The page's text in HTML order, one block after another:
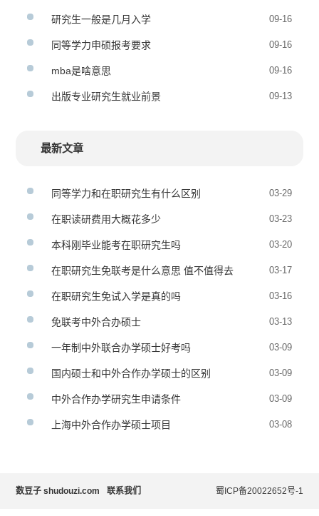
研究生一般是几月入学 09-16
同等学力申硕报考要求 09-16
mba是啥意思 09-16
出版专业研究生就业前景 09-13
最新文章
同等学力和在职研究生有什么区别 03-29
在职读研费用大概花多少 03-23
本科刚毕业能考在职研究生吗 03-20
在职研究生免联考是什么意思 值不值得去 03-17
在职研究生免试入学是真的吗 03-16
免联考中外合办硕士 03-13
一年制中外联合办学硕士好考吗 03-09
国内硕士和中外合作办学硕士的区别 03-09
中外合作办学研究生申请条件 03-09
上海中外合作办学硕士项目 03-08
数豆子 shudouzi.com 联系我们 蜀ICP备20022652号-1